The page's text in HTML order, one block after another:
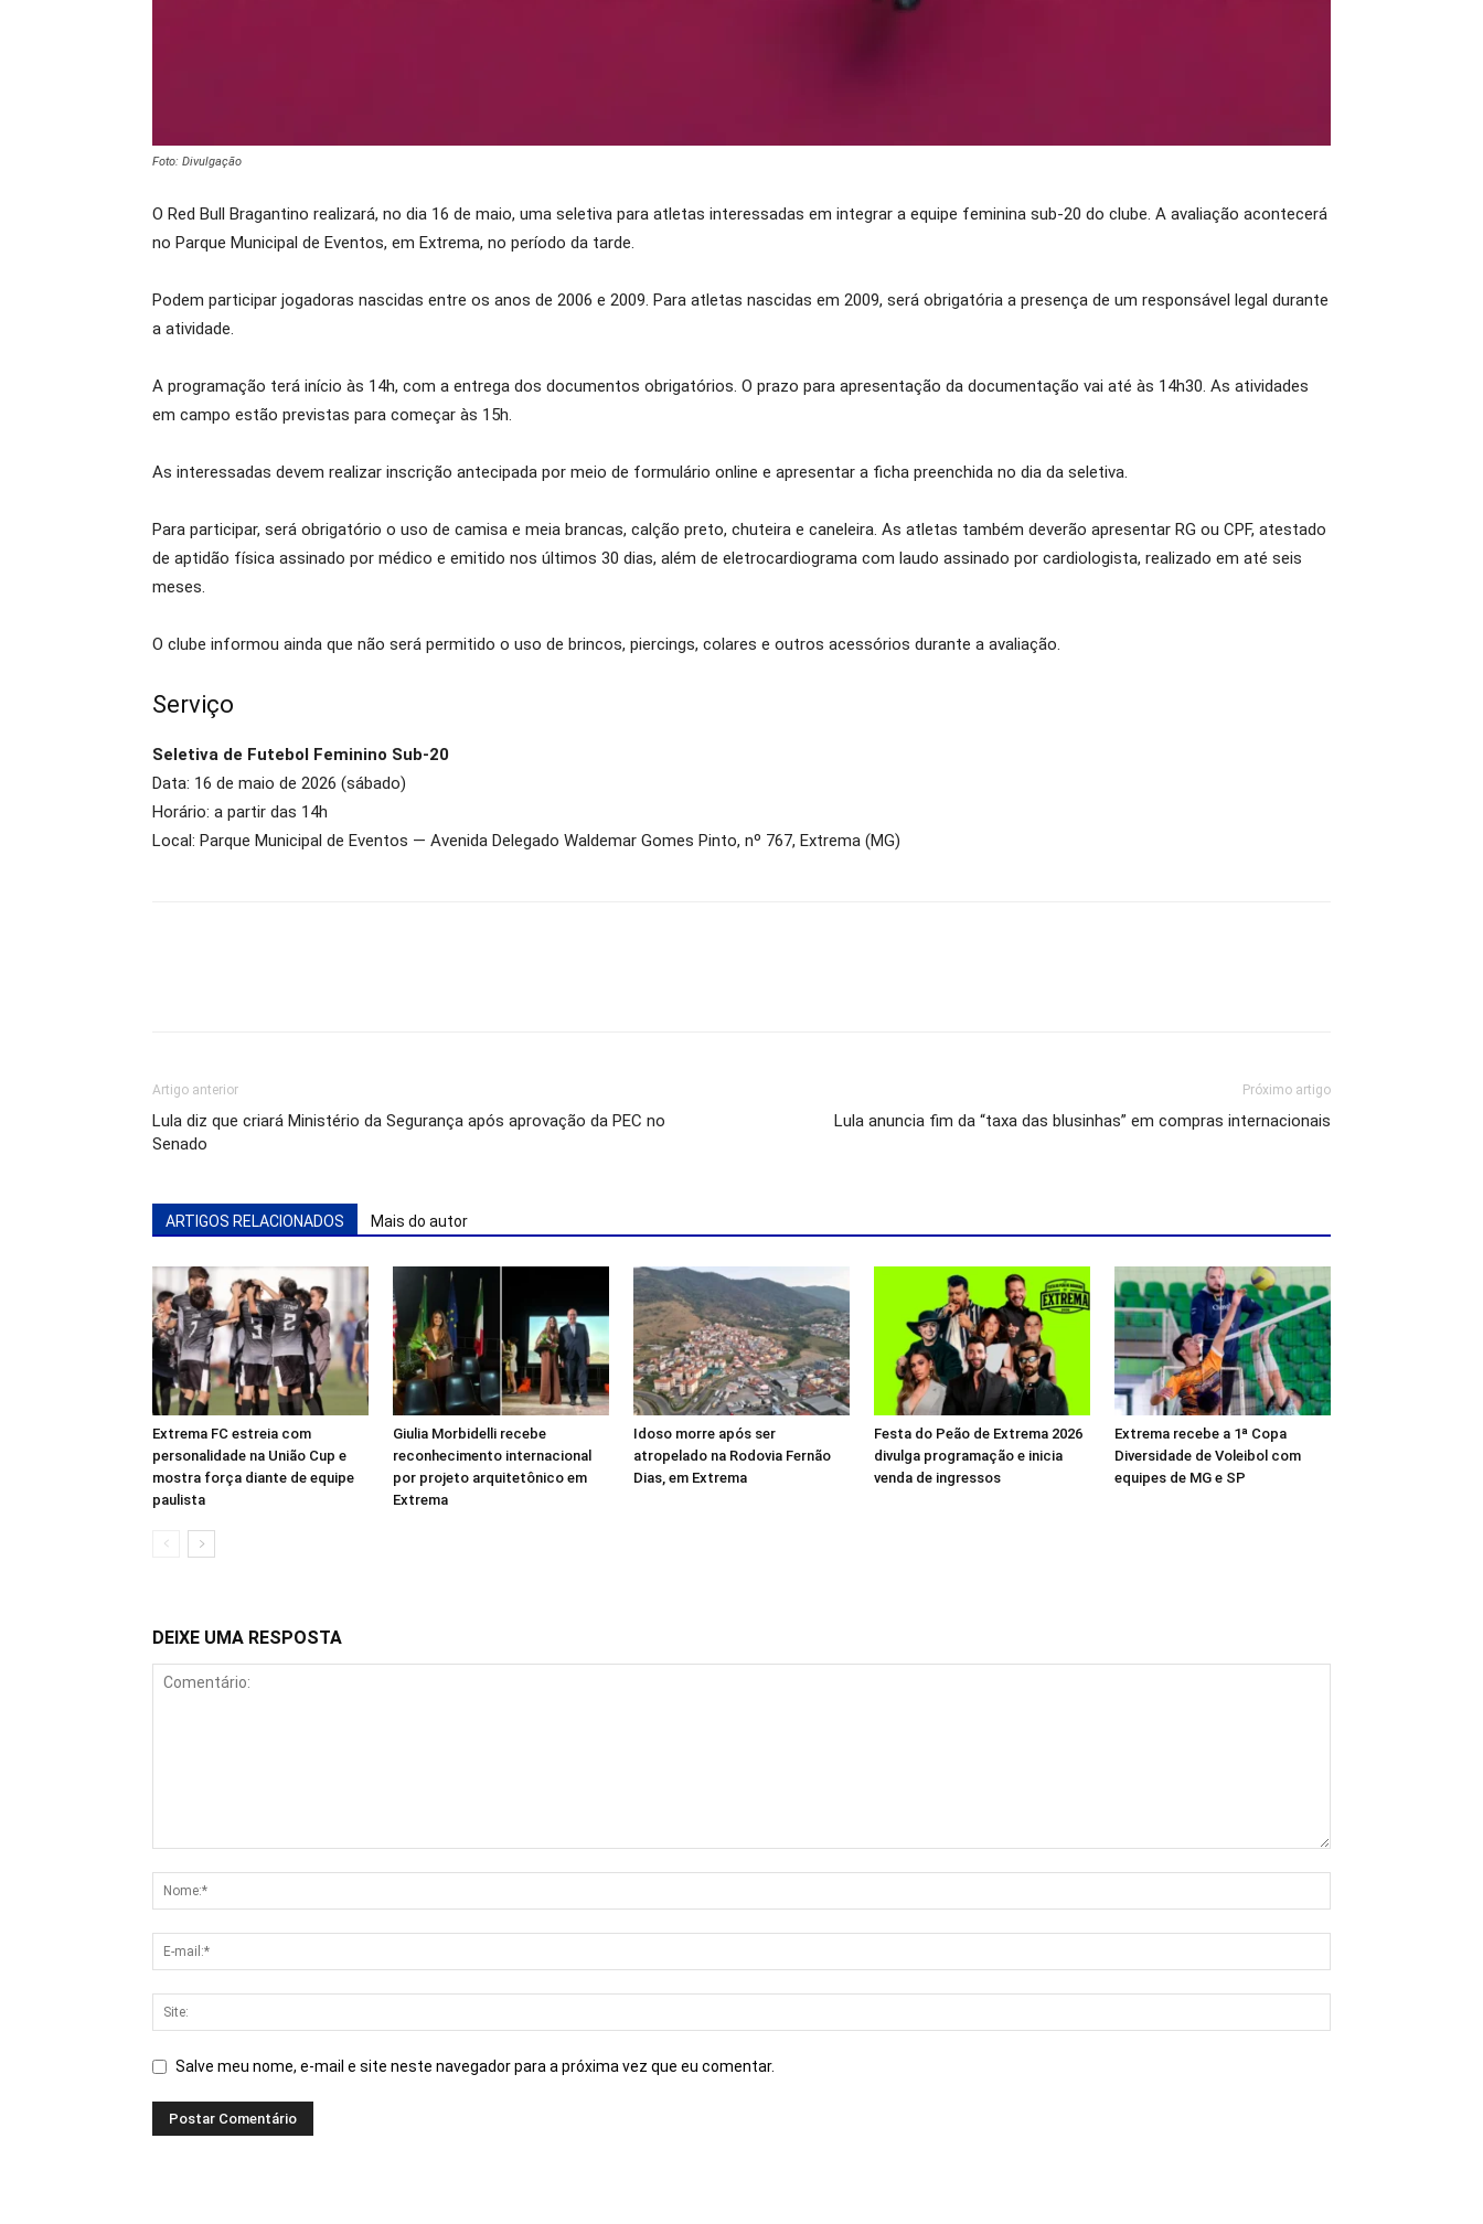
Foto: Divulgação
O Red Bull Bragantino realizará, no dia 16 de maio, uma seletiva para atletas interessadas em integrar a equipe feminina sub-20 do clube. A avaliação acontecerá
no Parque Municipal de Eventos, em Extrema, no período da tarde.
Podem participar jogadoras nascidas entre os anos de 2006 e 2009. Para atletas nascidas em 2009, será obrigatória a presença de um responsável legal durante
a atividade.
A programação terá início às 14h, com a entrega dos documentos obrigatórios. O prazo para apresentação da documentação vai até às 14h30. As atividades
em campo estão previstas para começar às 15h.
As interessadas devem realizar inscrição antecipada por meio de formulário online e apresentar a ficha preenchida no dia da seletiva.
Para participar, será obrigatório o uso de camisa e meia brancas, calção preto, chuteira e caneleira. As atletas também deverão apresentar RG ou CPF, atestado
de aptidão física assinado por médico e emitido nos últimos 30 dias, além de eletrocardiograma com laudo assinado por cardiologista, realizado em até seis
meses.
O clube informou ainda que não será permitido o uso de brincos, piercings, colares e outros acessórios durante a avaliação.
Serviço
Seletiva de Futebol Feminino Sub-20
Data: 16 de maio de 2026 (sábado)
Horário: a partir das 14h
Local: Parque Municipal de Eventos — Avenida Delegado Waldemar Gomes Pinto, nº 767, Extrema (MG)
Artigo anterior
Lula diz que criará Ministério da Segurança após aprovação da PEC no
Senado
Próximo artigo
Lula anuncia fim da “taxa das blusinhas” em compras internacionais
ARTIGOS RELACIONADOS Mais do autor
Extrema FC estreia com
personalidade na União Cup e
mostra força diante de equipe
paulista
Giulia Morbidelli recebe
reconhecimento internacional
por projeto arquitetônico em
Extrema
Idoso morre após ser
atropelado na Rodovia Fernão
Dias, em Extrema
Festa do Peão de Extrema 2026
divulga programação e inicia
venda de ingressos
Extrema recebe a 1ª Copa
Diversidade de Voleibol com
equipes de MG e SP
DEIXE UMA RESPOSTA
Salve meu nome, e-mail e site neste navegador para a próxima vez que eu comentar.